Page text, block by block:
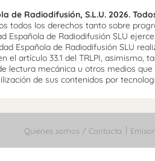
de Radiodifusión, S.L.U. 2026.
todos los derechos tanto sobre
Española de Radiodifusión SLU
Española de Radiodifusión SLU
el artículo 33.1 del TRLPI,
lectura mecánica u otros medios
de sus contenidos por
Quiénes somos / Contacta